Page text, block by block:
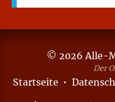
© 2026 Alle-
Der
Startseite •